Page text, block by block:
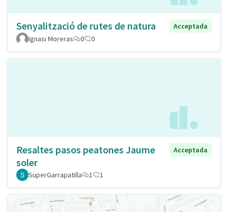
Senyalització de rutes de natura
Acceptada
Ignasi Moreras
0 0
Resaltes pasos peatones Jaume
soler
Acceptada
SuperGarrapatilla 1 1